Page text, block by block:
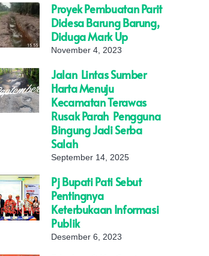
Proyek Pembuatan Parit
Didesa Barung Barung,
Diduga Mark Up
November 4, 2023
Jalan Lintas Sumber
Harta Menuju
Kecamatan Terawas
Rusak Parah Pengguna
Bingung Jadi Serba
Salah
September 14, 2025
Pj Bupati Pati Sebut
Pentingnya
Keterbukaan Informasi
Publik
Desember 6, 2023